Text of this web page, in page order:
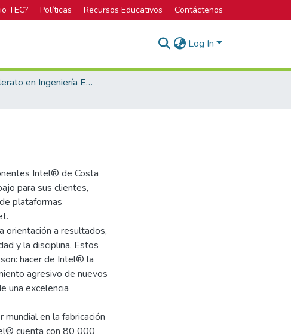
TEC? Políticas Recursos Educativos Contáctenos
Log In
Bachillerato en Ingeniería Electrónica
Intel® de Costa
para sus clientes,
plataformas
orientación a resultados,
y la disciplina. Estos
hacer de Intel® la
agresivo de nuevos
una excelencia
en la fabricación
cuenta con 80 000